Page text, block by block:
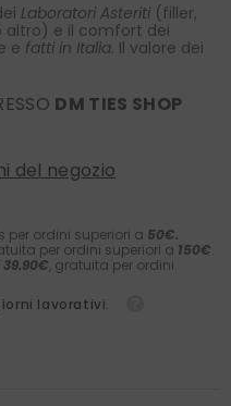
Laboratori Asteriti (filler,
altro) e il comfort dei
e fatti in Italia. Il valore dei
DM TIES SHOP
del negozio
per ordini superiori a 50€.
per ordini superiori a 150€.
39.90€, gratuita per ordini
lavorativi.